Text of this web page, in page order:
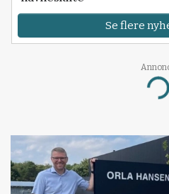
Se flere
Loading...